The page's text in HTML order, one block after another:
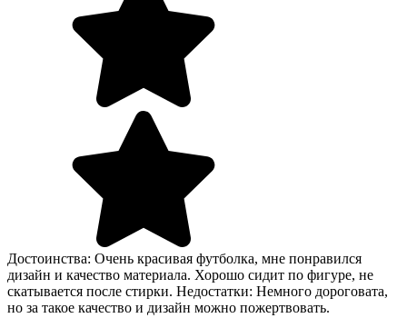
Достоинства: Очень красивая футболка, мне понравился
дизайн и качество материала. Хорошо сидит по фигуре, не
скатывается после стирки. Недостатки: Немного дороговата,
но за такое качество и дизайн можно пожертвовать.